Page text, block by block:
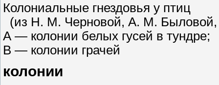
Колониальные гнездовья у птиц
(из Н. М. Черновой, А. М. Быловой,
А — колонии белых гусей в тундре;
В — колонии грачей
колонии